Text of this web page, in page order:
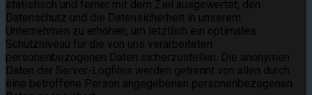
statistisch und ferner mit dem Ziel ausgewertet, den
Datenschutz und die Datensicherheit in unserem
Unternehmen zu erhöhen, um letztlich ein optimales
Schutzniveau für die von uns verarbeiteten
personenbezogenen Daten sicherzustellen. Die anonymen
Daten der Server-Logfiles werden getrennt von allen durch
eine betroffene Person angegebenen personenbezogenen